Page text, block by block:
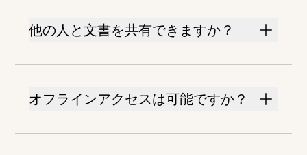
他の人と文書を共有できますか？
オフラインアクセスは可能ですか？